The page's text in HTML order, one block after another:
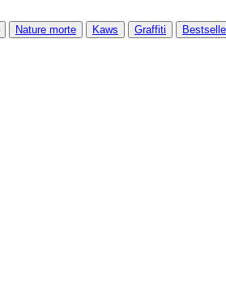
Nature morte Kaws Graffiti